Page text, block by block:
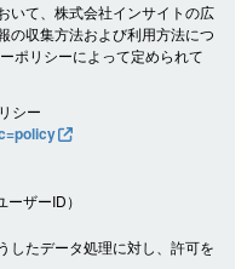
いて、株式会社インサイトの広
の収集方法および利用方法につ
ポリシーによって定められて
シー
ザーID）
したデータ処理に対し、許可を